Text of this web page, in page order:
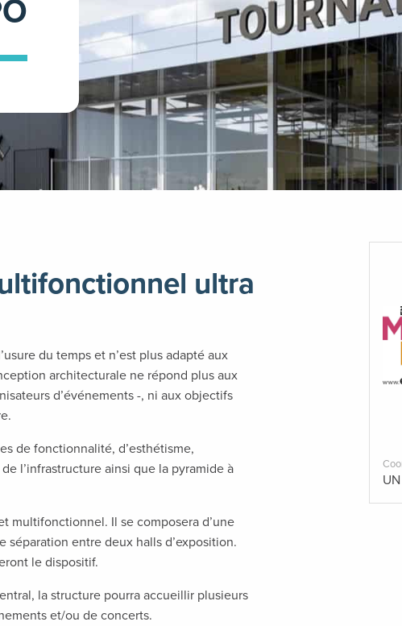
ultra
du temps et n’est plus adapté aux
architecturale ne répond plus aux
d’événements -, ni aux objectifs
de fonctionnalité, d’esthétisme,
l’infrastructure ainsi que la pyramide à
multifonctionnel. Il se composera d’une
entre deux halls d’exposition.
le dispositif.
la structure pourra accueillir plusieurs
et/ou de concerts.